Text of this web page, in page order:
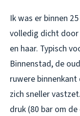
Ik was er binnen
volledig dicht door
en haar. Typisch
Binnenstad, de
ruwere
zich sneller
druk (80 bar om